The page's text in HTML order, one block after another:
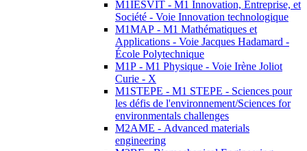
M1IESVIT - M1 Innovation, Entreprise, et
Société - Voie Innovation technologique
M1MAP - M1 Mathématiques et
Applications - Voie Jacques Hadamard -
École Polytechnique
M1P - M1 Physique - Voie Irène Joliot
Curie - X
M1STEPE - M1 STEPE - Sciences pour
les défis de l'environnement/Sciences for
environmentals challenges
M2AME - Advanced materials
engineering